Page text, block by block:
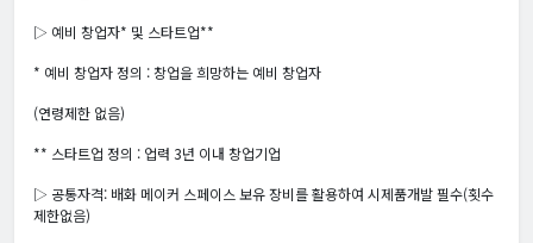
▷ 예비 창업자* 및 스타트업**
* 예비 창업자 정의 : 창업을 희망하는 예비 창업자
(연령제한 없음)
** 스타트업 정의 : 업력 3년 이내 창업기업
▷ 공통자격: 배화 메이커 스페이스 보유 장비를 활용하여 시제품개발 필수(횟수
제한없음)